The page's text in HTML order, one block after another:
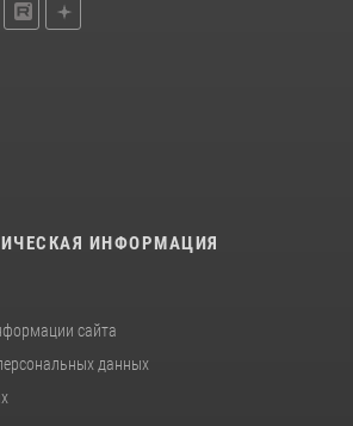
ИНФОРМАЦИЯ
сайта
данных